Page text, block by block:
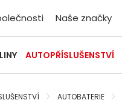
Naše značky
AUTOPŘÍSLUŠENSTVÍ
AUTOBATERIE